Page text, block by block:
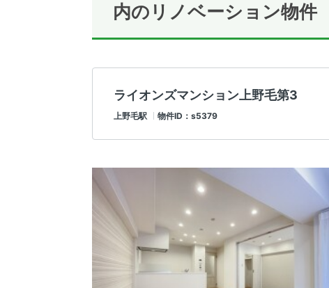
内のリノベーション物
ライオンズマンション上野毛第3
上野毛駅 物件ID：s5379